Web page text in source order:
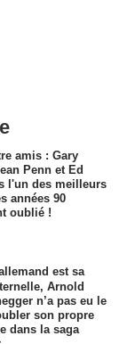
amis : Gary
Penn et Ed
l'un des meilleurs
années 90
oublié !
est sa
Arnold
n’a pas eu le
son propre
dans la saga